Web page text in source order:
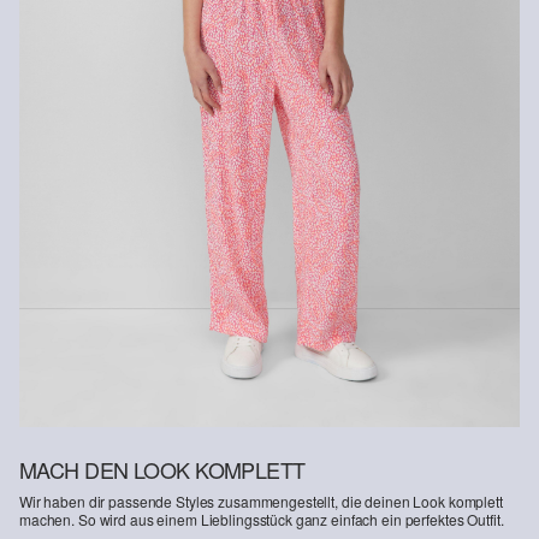
Nachhaltig zertifizierte Faser
Im Bereich nachhaltig zertifizierter Fasern engagieren wir uns für
Naturfasern aus erneuerbaren Quellen. Ihre Rohstoffe sind
ressourcenschonend angebaut.
Verantwortungsvollere Viskose: Dieses Produkt enthält
verantwortungsvollere Viskose. Für die Produktion wird
ausschliesslich Holz aus zertifizierter Forstwirtschaft verwendet. Im
Herstellungsprozess werden sowohl der Wasserverbrauch als
auch die Treibhausgasemissionen im Vergleich zu anderen nicht
zertifizierten Naturfasern stark reduziert.
MACH DEN LOOK KOMPLETT
Wir haben dir passende Styles zusammengestellt, die deinen Look komplett
machen. So wird aus einem Lieblingsstück ganz einfach ein perfektes Outfit.